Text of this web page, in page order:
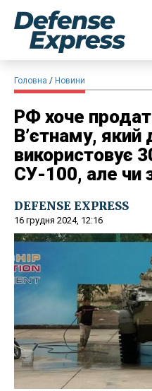
Головна Новини
РФ хоче
В’єтнаму, який
використовує
СУ-100, але чи
DEFENSE EXPRESS
16 грудня 2024, 12:16